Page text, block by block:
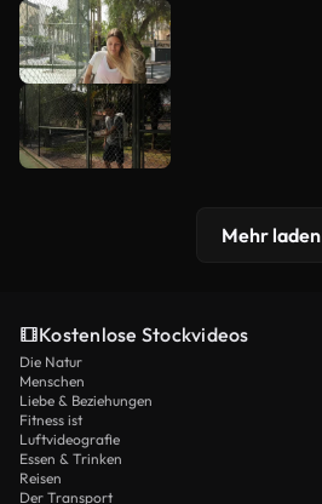
Mehr laden
Kostenlose Stockvideos
Die Natur
Menschen
Liebe & Beziehungen
Fitness ist
Luftvideografie
Essen & Trinken
Reisen
Der Transport